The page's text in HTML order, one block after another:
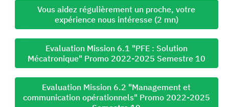
Vous aidez régulièrement un proche, votre
expérience nous intéresse (2 mn)
Evaluation Mission 6.1 "PFE : Solution
Mécatronique" Promo 2022-2025 Semestre 10
Evaluation Mission 6.2 "Management et
communication opérationnels" Promo 2022-2025